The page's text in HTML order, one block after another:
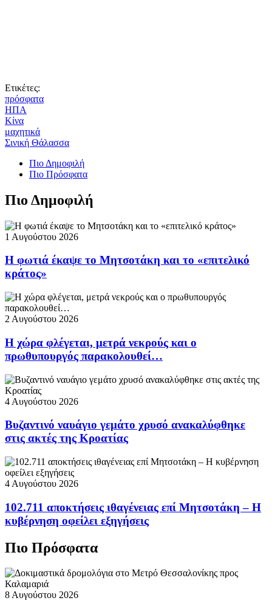
Ετικέτες:
πρόσφατα
ΗΠΑ
Κίνα
μαχητικά
Σινική Θάλασσα
Πιο Δημοφιλή
Πιο Πρόσφατα
Πιο Δημοφιλή
1 Αυγούστου 2026
Η φωτιά έκαψε το Μητσοτάκη και το «επιτελικό
κράτος»
2 Αυγούστου 2026
Η χώρα φλέγεται, μετρά νεκρούς και ο
πρωθυπουργός παρακολουθεί…
4 Αυγούστου 2026
Βυζαντινό ναυάγιο γεμάτο χρυσό ανακαλύφθηκε
στις ακτές της Κροατίας
4 Αυγούστου 2026
102.711 αποκτήσεις ιθαγένειας επί Μητσοτάκη – Η
κυβέρνηση οφείλει εξηγήσεις
Πιο Πρόσφατα
8 Αυγούστου 2026